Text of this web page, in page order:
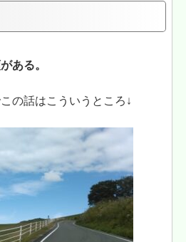
ある。
の話はこういうところ↓